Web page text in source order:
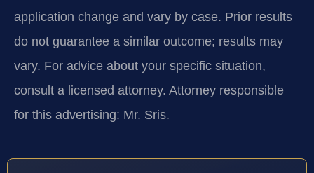
application change and vary by case. Prior results
do not guarantee a similar outcome; results may
vary. For advice about your specific situation,
consult a licensed attorney. Attorney responsible
for this advertising: Mr. Sris.